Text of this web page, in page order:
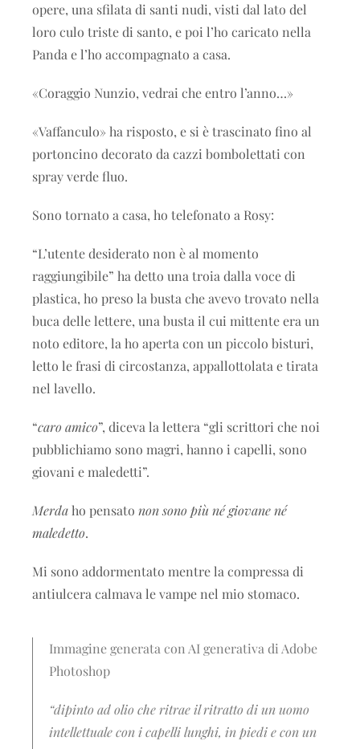
opere, una sfilata di santi nudi, visti dal lato del
loro culo triste di santo, e poi l’ho caricato nella
Panda e l’ho accompagnato a casa.
«Coraggio Nunzio, vedrai che entro l’anno…»
«Vaffanculo» ha risposto, e si è trascinato fino al
portoncino decorato da cazzi bombolettati con
spray verde fluo.
Sono tornato a casa, ho telefonato a Rosy:
“L’utente desiderato non è al momento
raggiungibile” ha detto una troia dalla voce di
plastica, ho preso la busta che avevo trovato nella
buca delle lettere, una busta il cui mittente era un
noto editore, la ho aperta con un piccolo bisturi,
letto le frasi di circostanza, appallottolata e tirata
nel lavello.
“caro amico”, diceva la lettera “gli scrittori che noi
pubblichiamo sono magri, hanno i capelli, sono
giovani e maledetti”.
Merdaho pensato non sono più né giovane né
maledetto.
Mi sono addormentato mentre la compressa di
antiulcera calmava le vampe nel mio stomaco.
Immagine generata con AI generativa di Adobe
Photoshop
“dipinto ad olio che ritrae il ritratto di un uomo
intellettuale con i capelli lunghi, in piedi e con un